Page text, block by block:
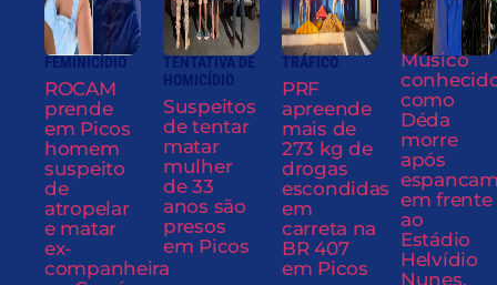
FEMINICÍDIO
ROCAM
prende
em Picos
homem
suspeito
de
atropelar
e matar
ex-
companheira
TENTATIVA DE
HOMICÍDIO
Suspeitos
de tentar
matar
mulher
de 33
anos são
presos
em Picos
TRÁFICO
PRF
apreende
mais de
273 kg de
drogas
escondidas
em
carreta na
BR 407
em Picos
Músico
como
Déda
morre
após
em frente
ao
Estádio
Helvídio
Nunes,